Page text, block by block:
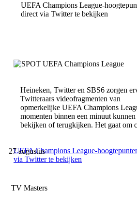
UEFA Champions League-
direct via Twitter te bekijken
Heineken, Twitter en SBS6 zorgen
Twitteraars videofragmenten van
opmerkelijke UEFA Champions
momenten binnen een minuut kunnen
bekijken of terugkijken. Het gaat om
UEFA Champions League-
via Twitter te bekijken
27 augustus
TV Masters